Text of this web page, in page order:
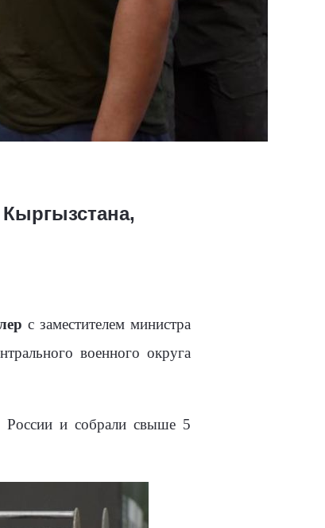
с заместителем министра
военного округа
России и собрали свыше 5